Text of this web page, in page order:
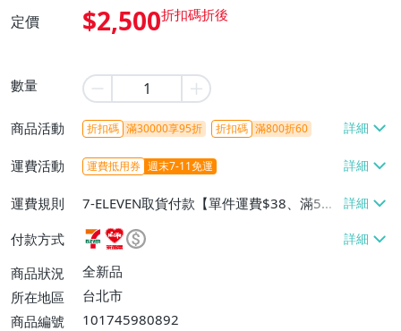
定價 $2,500
數量
商品活動 折扣碼 滿30000享95折 折扣碼 滿800折60
運費活動 運費抵用券 週末7-11免運
運費規則
7-ELEVEN取貨付款【單件運費$38、滿5件
或消費滿$1298免運費】、7-ELEVEN取貨
不付款【免運費】、萊爾富取貨付款【單件
運費$60、滿5件或消費滿$1298免運
費】、宅配/貨運【單件運費$120、滿5件
付款方式
商品狀況
全新品
所在地區
台北市
商品編號
101745980892